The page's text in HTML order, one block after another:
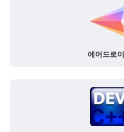
에어드로